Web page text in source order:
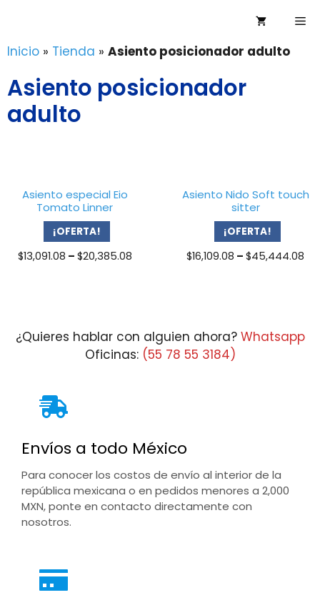
contenido
Inicio » Tienda » Asiento posicionador adulto
Asiento posicionador
adulto
Asiento especial Eio
Tomato Linner
¡OFERTA!
$13,091.08 – $20,385.08Price
Asiento Nido Soft touch
sitter
¡OFERTA!
$16,109.08 – $45,444.08
¿Quieres hablar con alguien ahora? Whatsapp
Oficinas: (55 78 55 3184)
Envíos a todo México
Para conocer los costos de envío al interior de la
república mexicana o en pedidos menores a 2,000
MXN, ponte en contacto directamente con
nosotros.